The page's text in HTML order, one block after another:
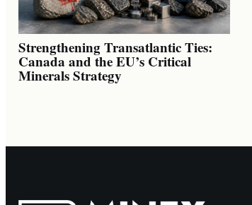
Strengthening Transatlantic Ties:
Canada and the EU’s Critical
Minerals Strategy